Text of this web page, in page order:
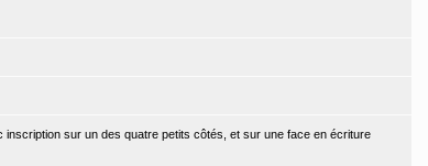
sur un des quatre petits côtés, et sur une face en écriture